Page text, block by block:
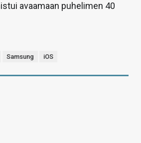
avaamaan puhelimen 40
Samsung iOS